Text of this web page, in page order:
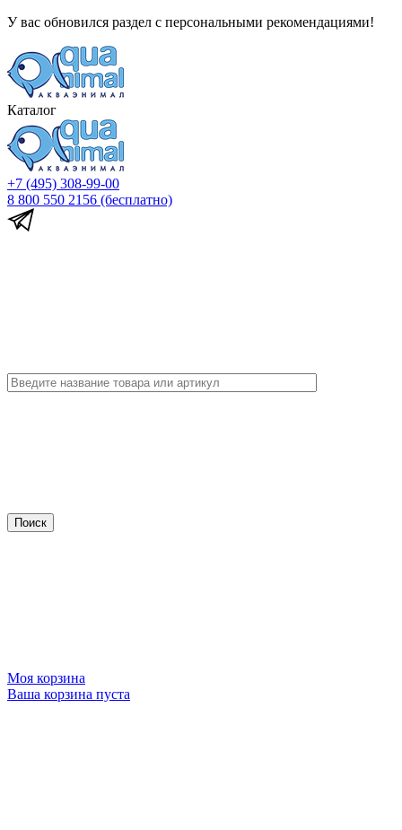
У вас обновился раздел с персональными рекомендациями!
Каталог
+7 (495) 308-99-00
8 800 550 2156 (бесплатно)
Моя корзина
Ваша корзина пуста